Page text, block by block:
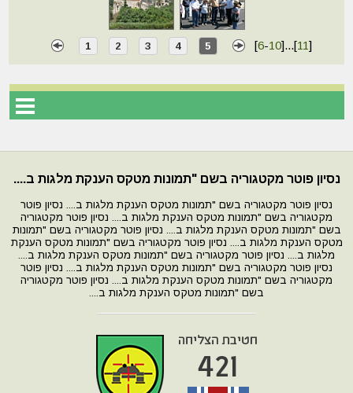
1 2 3 4 5 [6-10]...[11]
נסיון פוטר מקטגוריה בשם "תמונות מטקס הענקת מלגות ב....
נסיון פוטר מקטגוריה בשם "תמונות מטקס הענקת מלגות ב.... נסיון פוטר
מקטגוריה בשם "תמונות מטקס הענקת מלגות ב.... נסיון פוטר מקטגוריה
בשם "תמונות מטקס הענקת מלגות ב.... נסיון פוטר מקטגוריה בשם "תמונות
מטקס הענקת מלגות ב.... נסיון פוטר מקטגוריה בשם "תמונות מטקס הענקת
מלגות ב.... נסיון פוטר מקטגוריה בשם "תמונות מטקס הענקת מלגות ב....
נסיון פוטר מקטגוריה בשם "תמונות מטקס הענקת מלגות ב.... נסיון פוטר
מקטגוריה בשם "תמונות מטקס הענקת מלגות ב.... נסיון פוטר מקטגוריה
בשם "תמונות מטקס הענקת מלגות ב....